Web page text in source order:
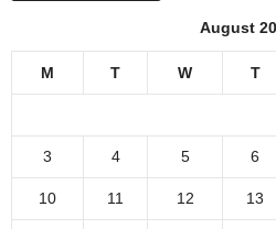
August
M T W T
3 4 5 6
10 11 12 13